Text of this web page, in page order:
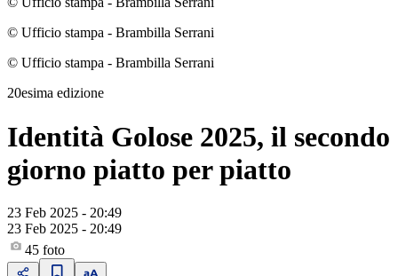
© Ufficio stampa - Brambilla Serrani
© Ufficio stampa - Brambilla Serrani
20esima edizione
Identità Golose 2025, il secondo
giorno piatto per piatto
23 Feb 2025 - 20:49
23 Feb 2025 - 20:49
45 foto